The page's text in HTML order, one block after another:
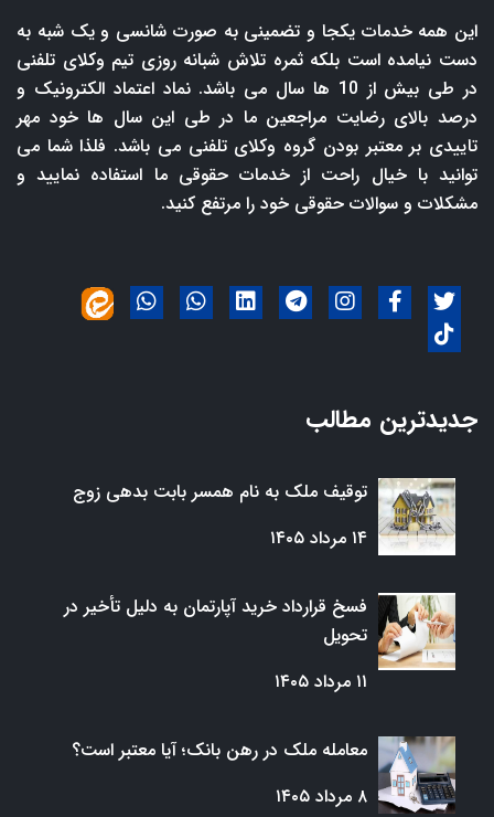
این همه خدمات یکجا و تضمینی به صورت شانسی و یک شبه به
دست نیامده است بلکه ثمره تلاش شبانه روزی تیم وکلای تلفنی
در طی بیش از 10 ها سال می باشد. نماد اعتماد الکترونیک و
درصد بالای رضایت مراجعین ما در طی این سال ها خود مهر
تاییدی بر معتبر بودن گروه وکلای تلفنی می باشد. فلذا شما می
توانید با خیال راحت از خدمات حقوقی ما استفاده نمایید و
مشکلات و سوالات حقوقی خود را مرتفع کنید.
جدیدترین مطالب
توقیف ملک به نام همسر بابت بدهی زوج
۱۴ مرداد ۱۴۰۵
فسخ قرارداد خرید آپارتمان به دلیل تأخیر در
تحویل
۱۱ مرداد ۱۴۰۵
معامله ملک در رهن بانک؛ آیا معتبر است؟
۸ مرداد ۱۴۰۵